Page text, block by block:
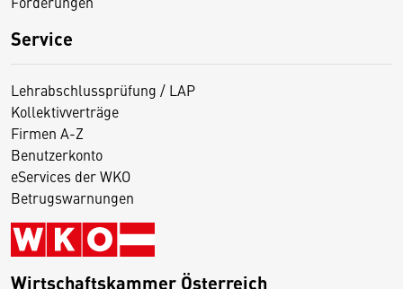
Service
Lehrabschlussprüfung / LAP
Kollektivverträge
Firmen A-Z
Benutzerkonto
eServices der WKO
Betrugswarnungen
Wirtschaftskammer Österreich